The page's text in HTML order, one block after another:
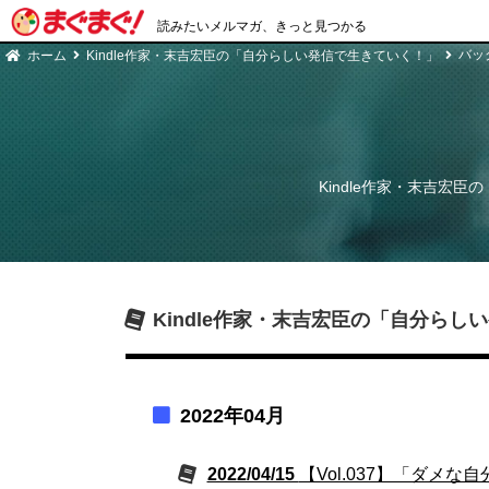
読みたいメルマガ、きっと見つかる
ホーム Kindle作家・末吉宏臣の「自分らしい発信で生きていく！」 バッ
Kindle作家・末吉宏臣の
Kindle作家・末吉宏臣の「自分らし
2022年04月
2022/04/15
【Vol.037】「ダメな